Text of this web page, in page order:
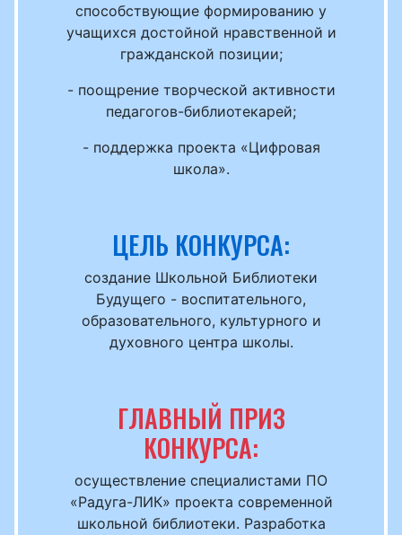
способствующие формированию у
учащихся достойной нравственной и
гражданской позиции;
- поощрение творческой активности
педагогов-библиотекарей;
- поддержка проекта «Цифровая
школа».
ЦЕЛЬ КОНКУРСА:
создание Школьной Библиотеки
Будущего - воспитательного,
образовательного, культурного и
духовного центра школы.
ГЛАВНЫЙ ПРИЗ
КОНКУРСА:
осуществление специалистами ПО
«Радуга-ЛИК» проекта современной
школьной библиотеки. Разработка